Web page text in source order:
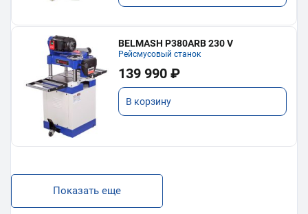
BELMASH P380ARB 230 V
Рейсмусовый станок
139 990 ₽
В корзину
Показать еще